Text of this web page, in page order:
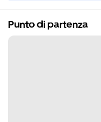
Punto di partenza